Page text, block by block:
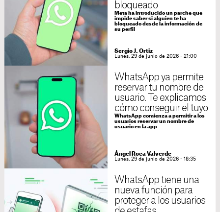
bloqueado
Meta ha introducido un parche que
impide saber si alguien te ha
bloqueado desde la información de
su perfil
Sergio J. Ortiz
Lunes, 29 de junio de 2026 - 21:00
WhatsApp ya permite
reservar tu nombre de
usuario. Te explicamos
cómo conseguir el tuyo
WhatsApp comienza a permitir a los
usuarios reservar un nombre de
usuario en la app
Ángel Roca Valverde
Lunes, 29 de junio de 2026 - 18:35
WhatsApp tiene una
nueva función para
proteger a los usuarios